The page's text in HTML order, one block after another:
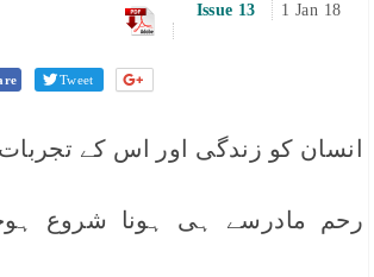
Issue 13 1 Jan 18
Tweet
انسان کو زندگی اور اس کے
رحم مادرسے ہی ہونا شروع